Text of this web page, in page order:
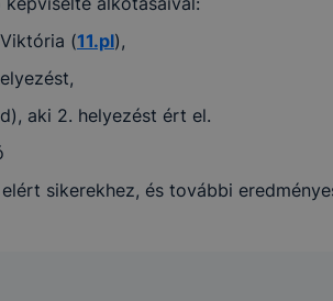
(11.pl),
aki 2. helyezést ért el.
sikerekhez, és további